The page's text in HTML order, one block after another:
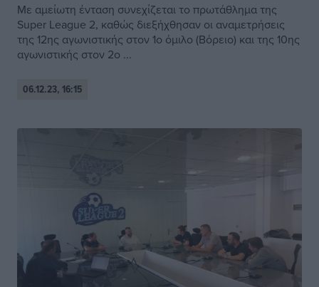
Με αμείωτη ένταση συνεχίζεται το πρωτάθλημα της
Super League 2, καθώς διεξήχθησαν οι αναμετρήσεις
της 12ης αγωνιστικής στον 1ο όμιλο (Βόρειο) και της 10ης
αγωνιστικής στον 2ο ...
06.12.23, 16:15